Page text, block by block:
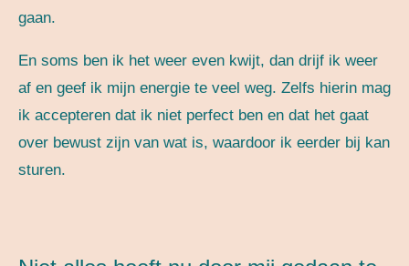
gaan.
En soms ben ik het weer even kwijt, dan drijf ik weer
af en geef ik mijn energie te veel weg. Zelfs hierin mag
ik accepteren dat ik niet perfect ben en dat het gaat
over bewust zijn van wat is, waardoor ik eerder bij kan
sturen.